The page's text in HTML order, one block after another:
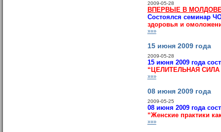
2009-05-28
ВПЕРВЫЕ В
Состоялся семинар
здоровья и
»»»
15 июня 2009 года
2009-05-28
15 июня 2009 года
“ЦЕЛИТЕЛЬНАЯ СИЛА
»»»
08 июня 2009 года
2009-05-25
08 июня 2009 года
“Женские практики
»»»